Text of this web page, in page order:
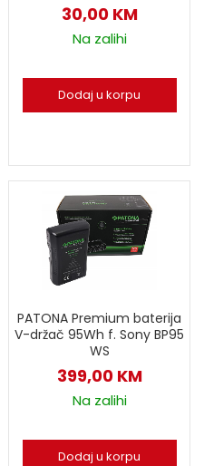
30,00 KM
Na zalihi
Dodaj u korpu
PATONA Premium baterija
V-držač 95Wh f. Sony BP95
WS
399,00 KM
Na zalihi
Dodaj u korpu